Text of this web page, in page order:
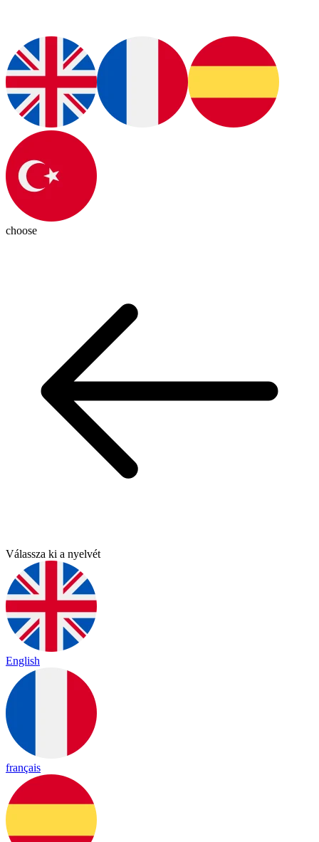
choose
Válassza ki a nyelvét
English
français